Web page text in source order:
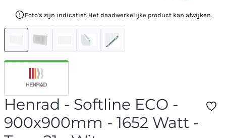
Foto's zijn indicatief. Het daadwerkelijke product kan afwijken.
Henrad - Softline ECO -
900x900mm - 1652 Watt -